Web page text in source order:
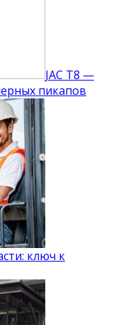
JAC T8 —
пикапов
ключ к